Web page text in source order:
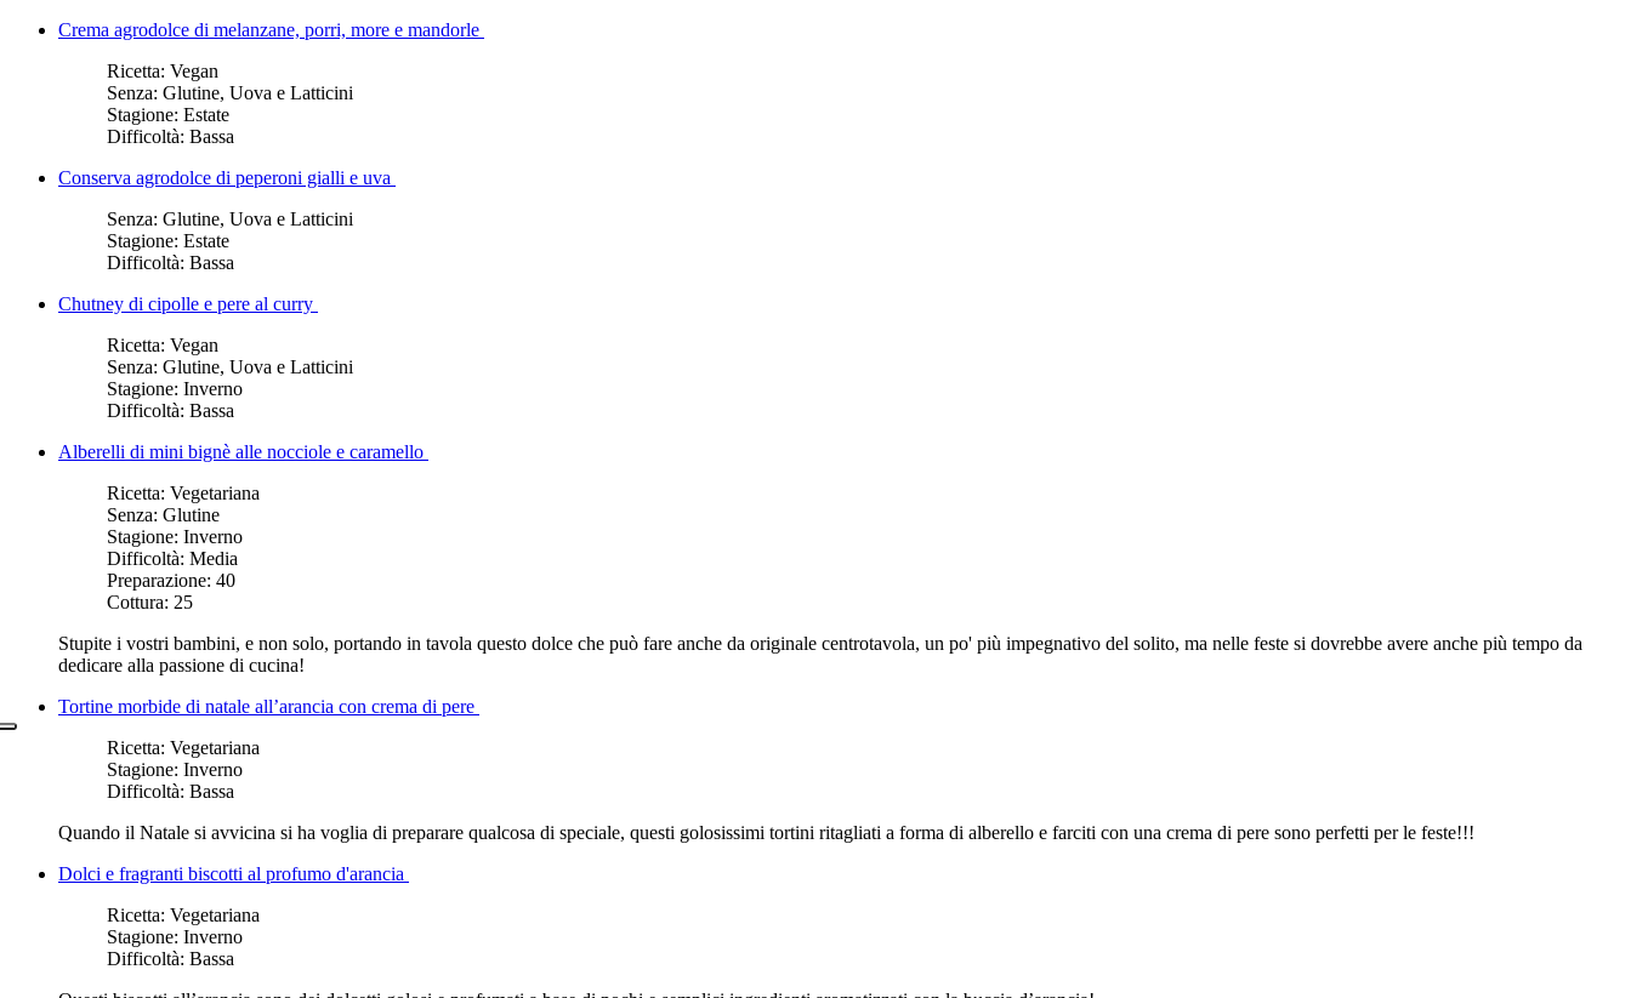
Crema agrodolce di melanzane, porri, more e mandorle
Ricetta: Vegan
Senza: Glutine, Uova e Latticini
Stagione: Estate
Difficoltà: Bassa
Conserva agrodolce di peperoni gialli e uva
Senza: Glutine, Uova e Latticini
Stagione: Estate
Difficoltà: Bassa
Chutney di cipolle e pere al curry
Ricetta: Vegan
Senza: Glutine, Uova e Latticini
Stagione: Inverno
Difficoltà: Bassa
Alberelli di mini bignè alle nocciole e caramello
Ricetta: Vegetariana
Senza: Glutine
Stagione: Inverno
Difficoltà: Media
Preparazione: 40
Cottura: 25
Stupite i vostri bambini, e non solo, portando in tavola questo dolce che può fare anche da originale centrotavola, un po' più impegnativo del solito, ma nelle feste si dovrebbe avere anche più tempo da
dedicare alla passione di cucina!
Tortine morbide di natale all’arancia con crema di pere
Ricetta: Vegetariana
Stagione: Inverno
Difficoltà: Bassa
Quando il Natale si avvicina si ha voglia di preparare qualcosa di speciale, questi golosissimi tortini ritagliati a forma di alberello e farciti con una crema di pere sono perfetti per le feste!!!
Dolci e fragranti biscotti al profumo d'arancia
Ricetta: Vegetariana
Stagione: Inverno
Difficoltà: Bassa